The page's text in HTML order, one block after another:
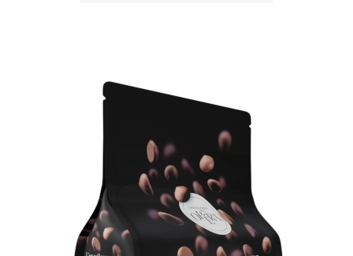
Contacts
Gestion des cookies
Politique de protection de la vie privée
+ 33 4 90 87 00 10
info@chocolateriedelopera.com
s’inscrire à notre NEWSLETTER